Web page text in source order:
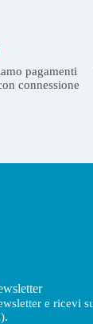
pagamenti
connessione
e ricevi